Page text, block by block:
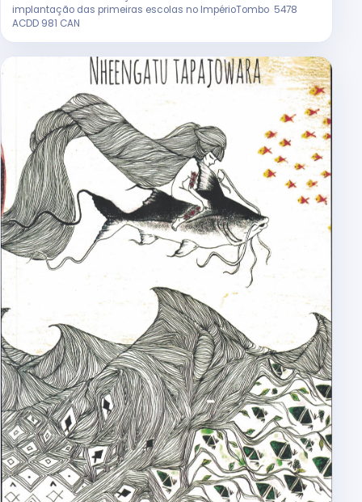
implantação das primeiras escolas no ImpérioTombo 5478
ACDD 981 CAN